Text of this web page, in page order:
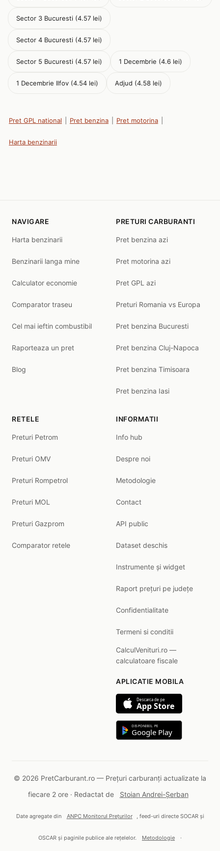
Sector 3 Bucuresti (4.57 lei)
Sector 4 Bucuresti (4.57 lei)
Sector 5 Bucuresti (4.57 lei) 1 Decembrie (4.6 lei)
1 Decembrie Ilfov (4.54 lei) Adjud (4.58 lei)
Pret GPL national Pret benzina Pret motorina
Harta benzinarii
NAVIGARE
Harta benzinarii
Benzinarii langa mine
Calculator economie
Comparator traseu
Cel mai ieftin combustibil
Raporteaza un pret
Blog
PRETURI CARBURANTI
Pret benzina azi
Pret motorina azi
Pret GPL azi
Preturi Romania vs Europa
Pret benzina Bucuresti
Pret benzina Cluj-Napoca
Pret benzina Timisoara
Pret benzina Iasi
RETELE
Preturi Petrom
Preturi OMV
Preturi Rompetrol
Preturi MOL
Preturi Gazprom
Comparator retele
INFORMATII
Info hub
Despre noi
Metodologie
Contact
API public
Dataset deschis
Instrumente și widget
Raport prețuri pe județe
Confidentialitate
Termeni si conditii
CalculVenituri.ro —
calculatoare fiscale
APLICATIE MOBILA
Descarca de pe
App Store
DISPONIBIL PE
Google Play
© 2026 PretCarburant.ro — Prețuri carburanți actualizate la
fiecare 2 ore · Redactat de
Stoian Andrei-Șerban
Date agregate din ANPC Monitorul Prețurilor , feed-uri directe SOCAR și
OSCAR și paginile publice ale rețelelor. Metodologie ·